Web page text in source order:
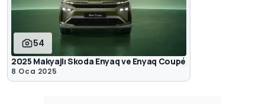
54
2025 Makyajlı Skoda Enyaq ve Enyaq Coupé
8 Oca 2025